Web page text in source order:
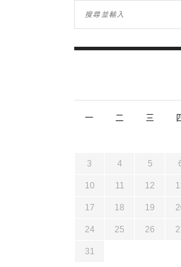
一 二 三
3 4 5
10 11 12
17 18 19
24 25 26
31